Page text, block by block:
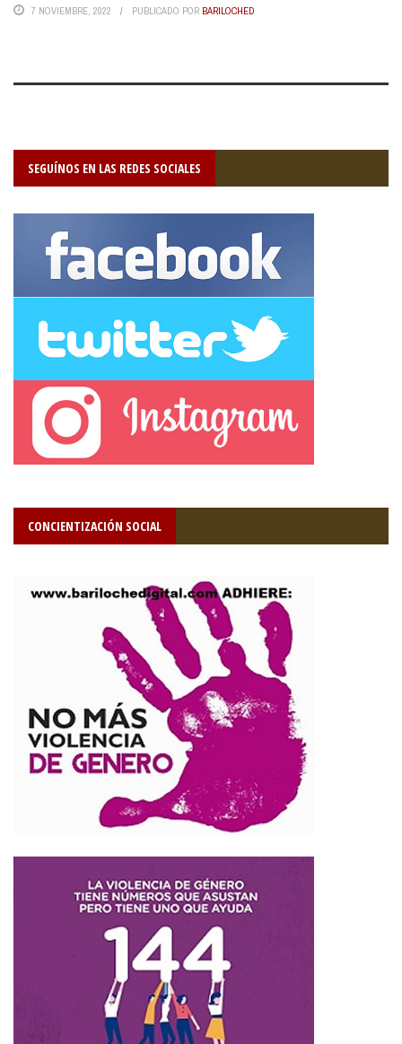
7 NOVIEMBRE, 2022 PUBLICADO POR BARILOCHED
SEGUÍNOS EN LAS REDES SOCIALES
CONCIENTIZACIÓN SOCIAL